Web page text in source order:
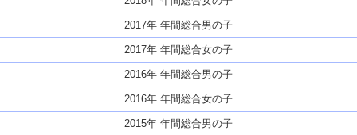
2017年 年間総合男の子
2017年 年間総合女の子
2016年 年間総合男の子
2016年 年間総合女の子
2015年 年間総合男の子